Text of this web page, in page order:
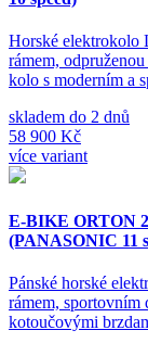
Horské elektrokolo
rámem,
kolo s moderním a
skladem do 2 dnů
58 900 Kč
více variant
E-BIKE ORTON
(PANASONIC 11
Pánské horské
rámem, sportovním
kotoučovými